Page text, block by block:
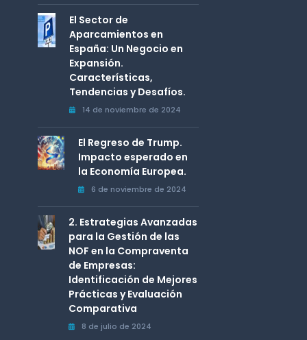
El Sector de
Aparcamientos en
España: Un Negocio en
Expansión.
Características,
Tendencias y Desafíos.
14 de noviembre de 2024
El Regreso de Trump.
Impacto esperado en
la Economía Europea.
6 de noviembre de 2024
2. Estrategias Avanzadas
para la Gestión de las
NOF en la Compraventa
de Empresas:
Identificación de Mejores
Prácticas y Evaluación
Comparativa
8 de julio de 2024